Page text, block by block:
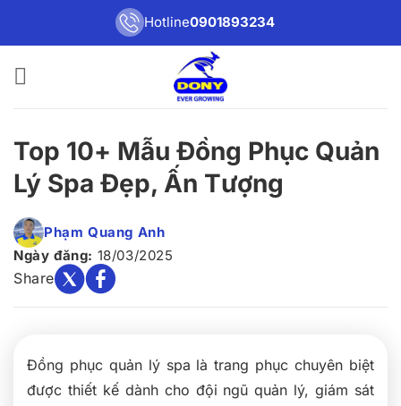
Hotline0901893234
Top 10+ Mẫu Đồng Phục Quản
Lý Spa Đẹp, Ấn Tượng
Phạm Quang Anh
Ngày đăng: 18/03/2025
Share
Đồng phục quản lý spa là trang phục chuyên biệt
được thiết kế dành cho đội ngũ quản lý, giám sát